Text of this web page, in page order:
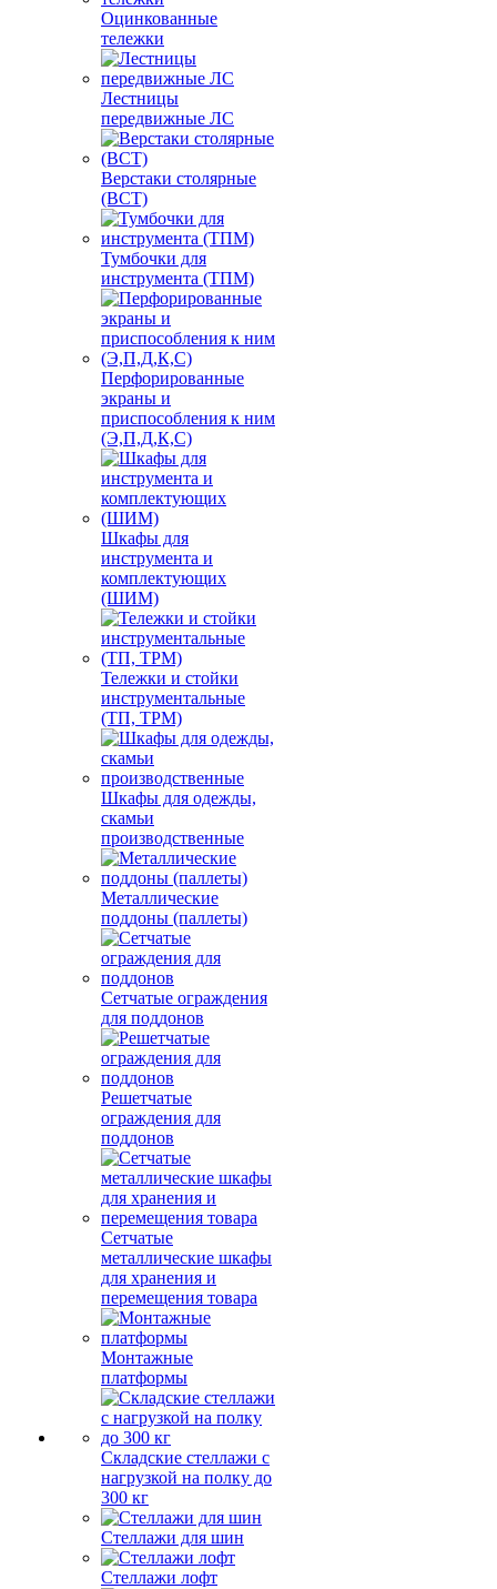
Оцинкованные
тележки
Лестницы
передвижные ЛС
Верстаки столярные
(ВСТ)
Тумбочки для
инструмента (ТПМ)
Перфорированные
экраны и
приспособления к ним
(Э,П,Д,К,С)
Шкафы для
инструмента и
комплектующих
(ШИМ)
Тележки и стойки
инструментальные
(ТП, ТРМ)
Шкафы для одежды,
скамьи
производственные
Металлические
поддоны (паллеты)
Сетчатые ограждения
для поддонов
Решетчатые
ограждения для
поддонов
Сетчатые
металлические шкафы
для хранения и
перемещения товара
Монтажные
платформы
Складские стеллажи с
нагрузкой на полку до
300 кг
Стеллажи для шин
Стеллажи лофт